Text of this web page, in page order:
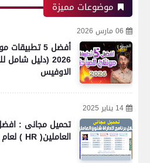
موضوعات مميزة
06 مارس 2026
أفضل 5
2026 (دليل
الاوفيس
14 يناير 2025
تحميل مجانى :
العاملين( HR ) لعام 2027 Human Resource